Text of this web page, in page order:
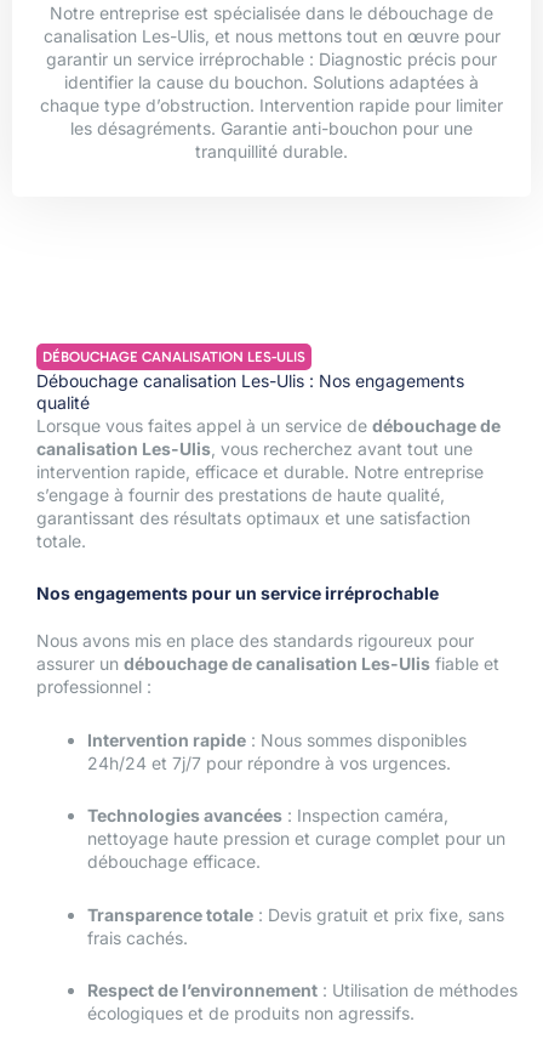
Notre entreprise est spécialisée dans le débouchage de
canalisation Les-Ulis, et nous mettons tout en œuvre pour
garantir un service irréprochable : Diagnostic précis pour
identifier la cause du bouchon. Solutions adaptées à
chaque type d’obstruction. Intervention rapide pour limiter
les désagréments. Garantie anti-bouchon pour une
tranquillité durable.
DÉBOUCHAGE CANALISATION LES-ULIS
Débouchage canalisation Les-Ulis : Nos engagements
qualité
Lorsque vous faites appel à un service de débouchage de
canalisation Les-Ulis , vous recherchez avant tout une
intervention rapide, efficace et durable. Notre entreprise
s’engage à fournir des prestations de haute qualité,
garantissant des résultats optimaux et une satisfaction
totale.
Nos engagements pour un service irréprochable
Nous avons mis en place des standards rigoureux pour
assurer un débouchage de canalisation Les-Ulis fiable et
professionnel :
Intervention rapide : Nous sommes disponibles
24h/24 et 7j/7 pour répondre à vos urgences.
Technologies avancées : Inspection caméra,
nettoyage haute pression et curage complet pour un
débouchage efficace.
Transparence totale : Devis gratuit et prix fixe, sans
frais cachés.
Respect de l’environnement : Utilisation de méthodes
écologiques et de produits non agressifs.